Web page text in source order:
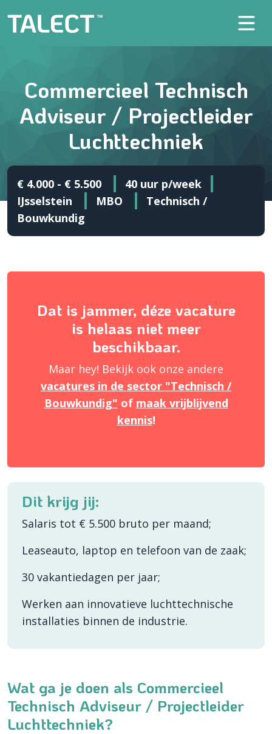
Commercieel Technisch
Adviseur / Projectleider
Luchttechniek
€ 4.000 - € 5.500
40 uur p/week
IJsselstein
MBO
Technisch /
Bouwkundig
Dat is jammer, déze vacature
is helaas niet meer
beschikbaar.
Maar hey! Bekijk ook onze andere
vacatures in de sector "Technisch /
Bouwkundig" of maak vrijblijvend
kennis!
Dit krijg jij:
Salaris tot € 5.500 bruto per maand;
Leaseauto, laptop en telefoon van de zaak;
30 vakantiedagen per jaar;
Werken aan innovatieve luchttechnische
installaties binnen de industrie.
Wat ga je doen als Commercieel
Technisch Adviseur / Projectleider
Luchttechniek?